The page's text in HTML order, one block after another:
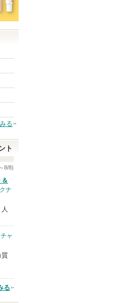
る
ト
8/8)
ナ
ャ
質
る